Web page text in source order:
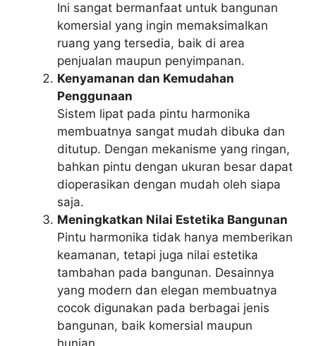
Ini sangat bermanfaat untuk bangunan
komersial yang ingin memaksimalkan
ruang yang tersedia, baik di area
penjualan maupun penyimpanan.
Kenyamanan dan Kemudahan
Penggunaan
Sistem lipat pada pintu harmonika
membuatnya sangat mudah dibuka dan
ditutup. Dengan mekanisme yang ringan,
bahkan pintu dengan ukuran besar dapat
dioperasikan dengan mudah oleh siapa
saja.
Meningkatkan Nilai Estetika Bangunan
Pintu harmonika tidak hanya memberikan
keamanan, tetapi juga nilai estetika
tambahan pada bangunan. Desainnya
yang modern dan elegan membuatnya
cocok digunakan pada berbagai jenis
bangunan, baik komersial maupun